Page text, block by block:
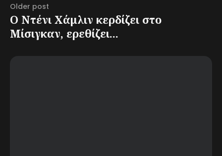
Older post
Ο Ντένι Χάμλιν κερδίζει στο
Μίσιγκαν, ερεθίζει...